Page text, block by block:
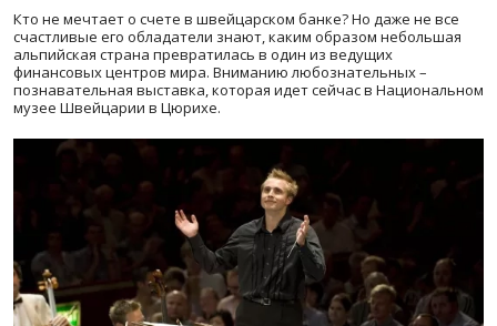
Кто не мечтает о счете в швейцарском банке? Но даже не все
счастливые его обладатели знают, каким образом небольшая
альпийская страна превратилась в один из ведущих
финансовых центров мира. Вниманию любознательных –
познавательная выставка, которая идет сейчас в Национальном
музее Швейцарии в Цюрихе.